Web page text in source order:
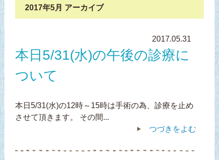
2017年5月 アーカイブ
2017.05.31
本日5/31(水)の午後の診療に
ついて
本日5/31(水)の12時～15時は手術の為、診療を止め
させて頂きます。 その間...
つづきをよむ